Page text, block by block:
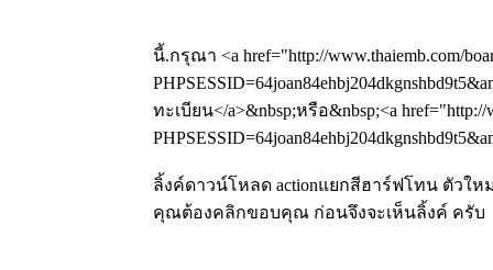
นี้.กรุณา <a href="http://www.thaiemb.com/
ทะเบียน</a>&nbsp;หรือ&nbsp;<a href="http://
ลิ้งค์ดาวน์โหลด actionแยกสีฮาร์ฟโทน ตัวให
คุณต้องคลิกขอบคุณ ก่อนจึงจะเห็นลิ้งค์ ครับ